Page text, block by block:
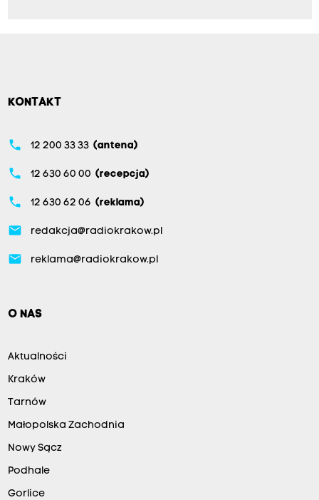
KONTAKT
phone 12 200 33 33 (antena)
phone 12 630 60 00 (recepcja)
phone 12 630 62 06 (reklama)
email redakcja@radiokrakow.pl
email reklama@radiokrakow.pl
O NAS
Aktualności
Kraków
Tarnów
Małopolska Zachodnia
Nowy Sącz
Podhale
Gorlice